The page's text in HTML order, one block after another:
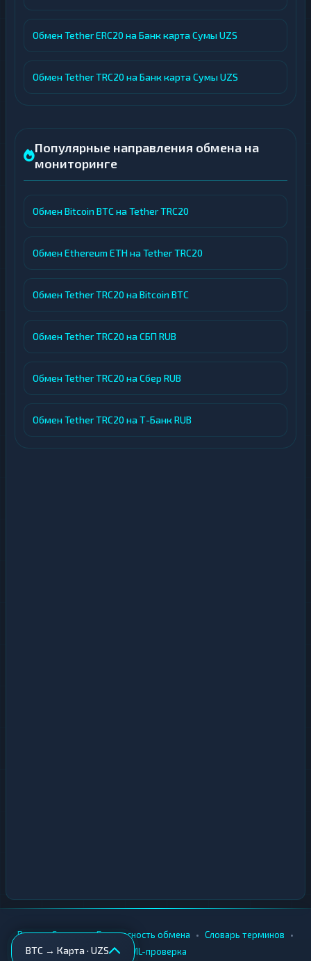
Обмен Tether ERC20 на Банк карта Сумы UZS
Обмен Tether TRC20 на Банк карта Сумы UZS
Популярные направления обмена на
мониторинге
Обмен Bitcoin BTC на Tether TRC20
Обмен Ethereum ETH на Tether TRC20
Обмен Tether TRC20 на Bitcoin BTC
Обмен Tether TRC20 на СБП RUB
Обмен Tether TRC20 на Сбер RUB
Обмен Tether TRC20 на Т-Банк RUB
BTC → Карта · UZS
Вики • Города • Безопасность обмена • Словарь терминов •
AML-проверка